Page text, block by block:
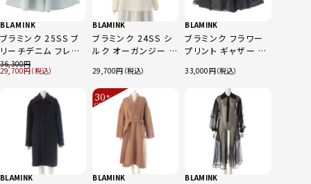
BLAMINK
ブラミンク 25SS ブ
リーチデニム フレア
スカート ボトムス
7924-299-00419
ライトブルー 38
36,300
29,700
BLAMINK
ブラミンク 24SS シ
ルク オーガンジー ブ
7921-230-0286 ホ
ワイト 36
29,700
BLAMINK
ブラミンク フラワー
プリント ギャザー ロ
230-0424 ブラック
33,000
BLAMINK
30%
OFF
BLAMINK BLAMINK